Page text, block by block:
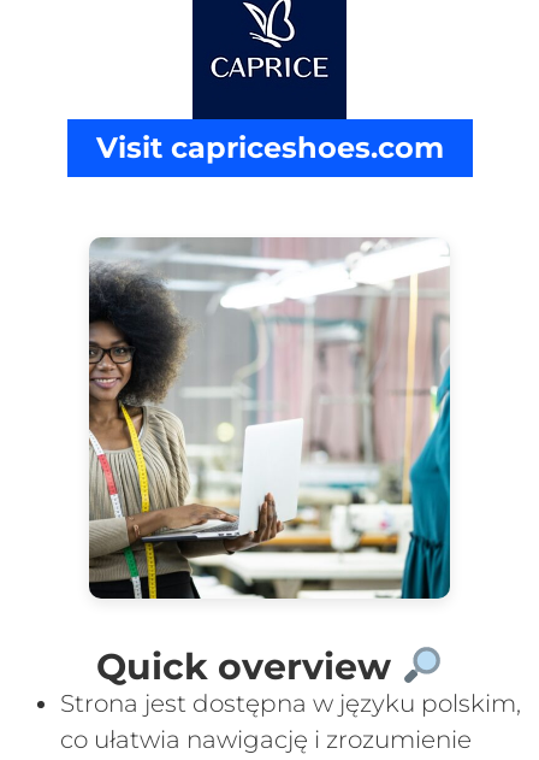
Visit capriceshoes.com
Quick overview
Strona jest dostępna w języku polskim,
co ułatwia nawigację i zrozumienie